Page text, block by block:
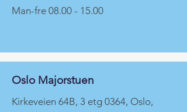
Man-fre 08.00 - 15.00
Oslo Majorstuen
Kirkeveien 64B, 3 etg 0364, Oslo,